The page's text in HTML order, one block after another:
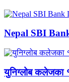
Nepal SBI
युनिग्लोब कलेजका